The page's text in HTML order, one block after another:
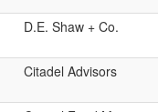
D.E. Shaw + Co.
Citadel Advisors